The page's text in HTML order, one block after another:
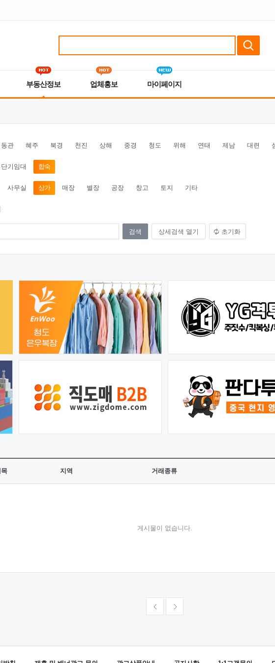
부동산정보 업체홍보 마이페이지
동관 혜주 북경 천진 상해 중경 청도 위해 연태 제남 대련
단기임대 합숙
사무실 상가 매장 별장 공장 창고 토지 기타
상세검색 열기 초기화
지역 거래종류
게시물이 없습니다.